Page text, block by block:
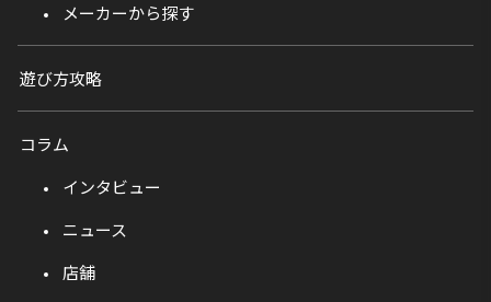
メーカーから探す
遊び方攻略
コラム
インタビュー
ニュース
店舗